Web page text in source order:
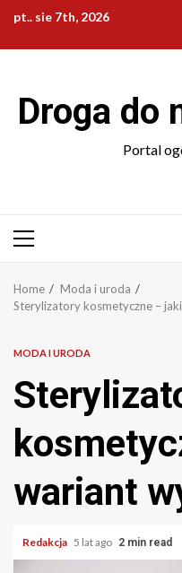
Skip
content
pt.. sie 7th, 2026
Droga do
Portal
Primary
Home
Moda i uroda
Sterylizatory kosmetyczne –
MODA I URODA
wariant
Redakcja 5 lat ago 2 min read